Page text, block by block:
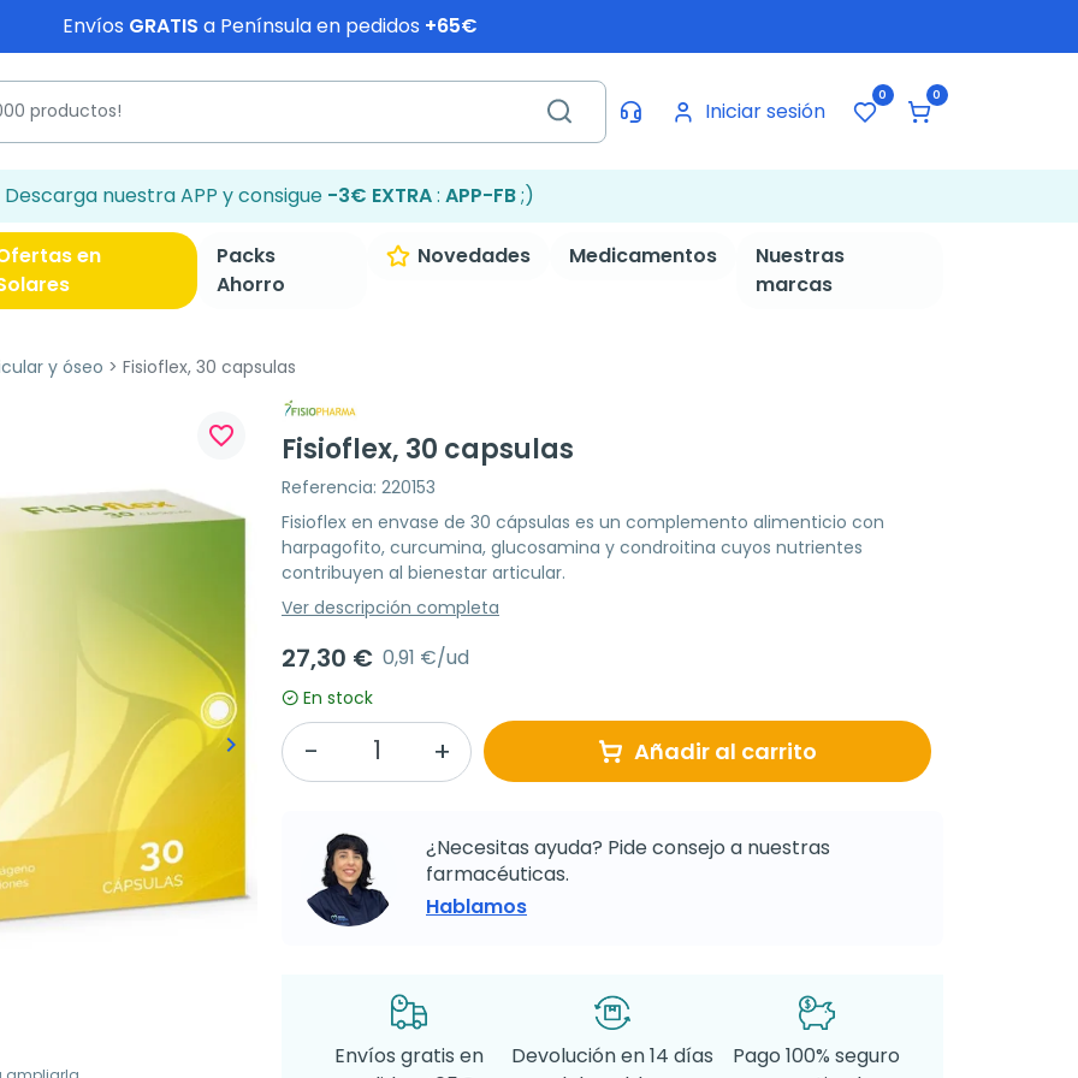
Envíos GRATIS a Península en pedidos +65€
Iniciar sesión
0 0
Descarga nuestra APP y consigue -3€ EXTRA: APP-FB;)
en
Packs
Ahorro
Novedades Medicamentos
Nuestras
marcas
y óseo Fisioflex, 30 capsulas
Siguiente
keyboard_arrow_right
favorite_border Fisioflex, 30 capsulas
Referencia: 220153
Fisioflex en envase de 30 cápsulas es un complemento alimenticio con
harpagofito, curcumina, glucosamina y condroitina cuyos nutrientes
contribuyen al bienestar articular.
Ver descripción completa
27,30 € 0,91 €/ud
En stock
Añadir al carrito
¿Necesitas ayuda? Pide consejo a nuestras
farmacéuticas.
Hablamos
Envíos gratis en
Devolución en 14 días
Pago 100% seguro